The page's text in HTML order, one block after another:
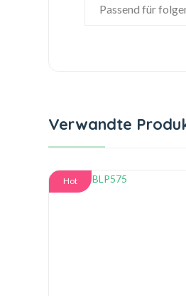
Passend für
Verwandte
Hot